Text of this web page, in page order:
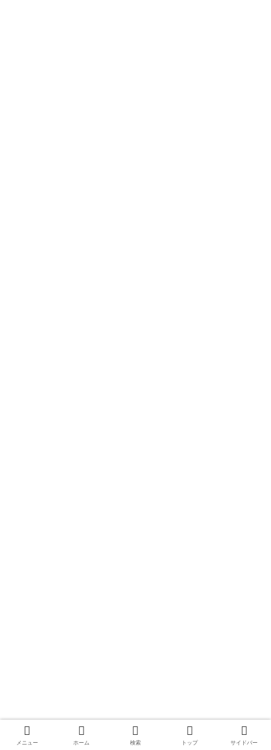
メニュー ホーム 検索 トップ サイドバー